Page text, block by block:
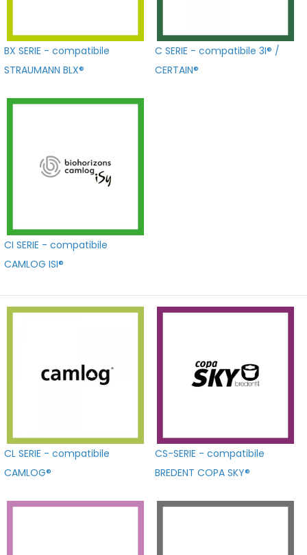
BX SERIE - compatibile
STRAUMANN BLX®
C SERIE - compatibile 3I® /
CERTAIN®
CI SERIE - compatibile
CAMLOG ISI®
CL SERIE - compatibile
CAMLOG®
CS-SERIE - compatibile
BREDENT COPA SKY®